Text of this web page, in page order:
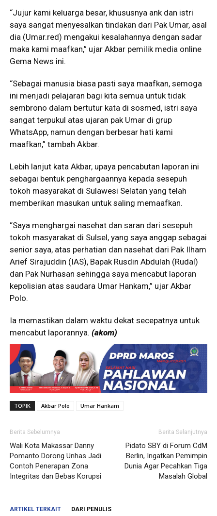
“Jujur kami keluarga besar, khususnya ank dan istri
saya sangat menyesalkan tindakan dari Pak Umar, asal
dia (Umar.red) mengakui kesalahannya dengan sadar
maka kami maafkan,” ujar Akbar pemilik media online
Gema News ini.
“Sebagai manusia biasa pasti saya maafkan, semoga
ini menjadi pelajaran bagi kita semua untuk tidak
sembrono dalam bertutur kata di sosmed, istri saya
sangat terpukul atas ujaran pak Umar di grup
WhatsApp, namun dengan berbesar hati kami
maafkan,” tambah Akbar.
Lebih lanjut kata Akbar, upaya pencabutan laporan ini
sebagai bentuk penghargaannya kepada sesepuh
tokoh masyarakat di Sulawesi Selatan yang telah
memberikan masukan untuk saling memaafkan.
“Saya menghargai nasehat dan saran dari sesepuh
tokoh masyarakat di Sulsel, yang saya anggap sebagai
senior saya, atas perhatian dan nasehat dari Pak Ilham
Arief Sirajuddin (IAS), Bapak Rusdin Abdulah (Rudal)
dan Pak Nurhasan sehingga saya mencabut laporan
kepolisian atas saudara Umar Hankam,” ujar Akbar
Polo.
Ia memastikan dalam waktu dekat secepatnya untuk
mencabut laporannya. (akom)
TOPIK Akbar Polo Umar Hankam
Berita Sebelumnya
Wali Kota Makassar Danny
Pomanto Dorong Unhas Jadi
Contoh Penerapan Zona
Integritas dan Bebas Korupsi
Berita Selanjutnya
Pidato SBY di Forum CdM
Berlin, Ingatkan Pemimpin
Dunia Agar Pecahkan Tiga
Masalah Global
ARTIKEL TERKAIT DARI PENULIS